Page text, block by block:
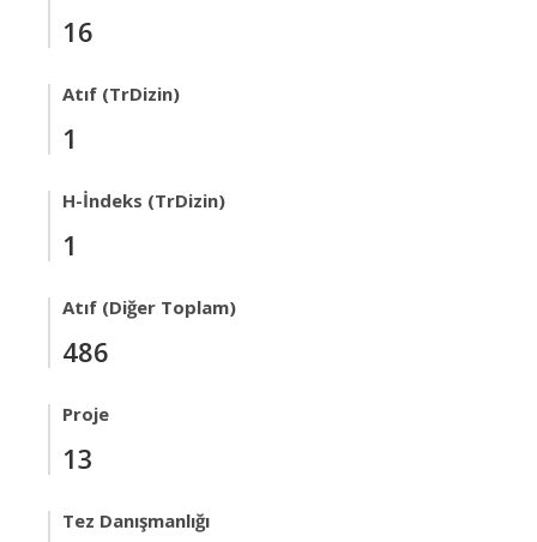
16
Atıf (TrDizin)
1
H-İndeks (TrDizin)
1
Atıf (Diğer Toplam)
486
Proje
13
Tez Danışmanlığı